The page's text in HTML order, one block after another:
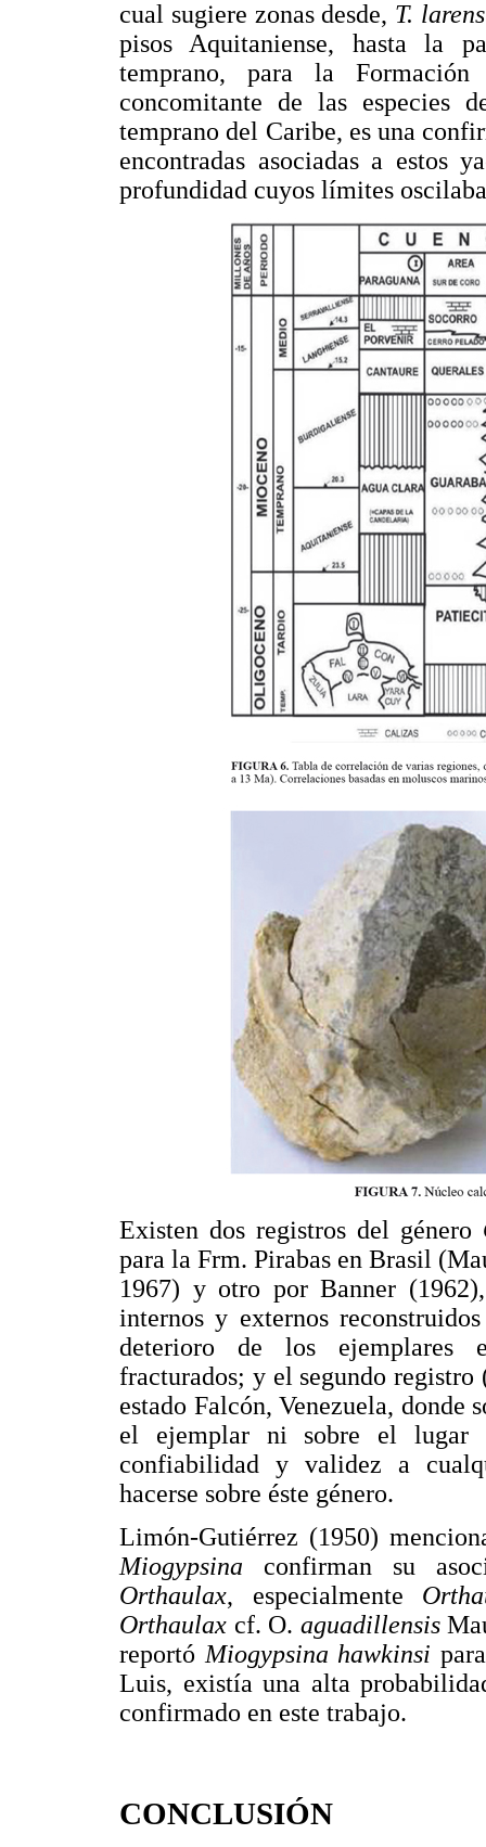
cual sugiere zonas desde, T.
pisos Aquitaniense, hasta la
temprano, para la
concomitante de las especies
temprano del Caribe, es una
encontradas asociadas a estos
profundidad cuyos límites
Existen dos registros del género
para la Frm. Pirabas en Brasil
1967) y otro por Banner
internos y externos
deterioro de los ejemplares
fracturados; y el segundo
estado Falcón, Venezuela, donde
el ejemplar ni sobre el lugar
confiabilidad y validez a
hacerse sobre éste género.
Limón-Gutiérrez (1950)
Miogypsina confirman su
Orthaulax, especialmente
Orthaulax cf. O. aguadillensis
reportó Miogypsina hawkinsi
Luis, existía una alta
confirmado en este trabajo.
CONCLUSIÓN